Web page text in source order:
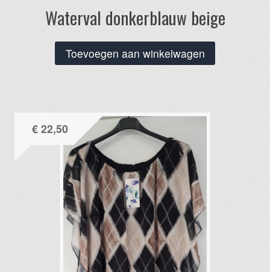
Waterval donkerblauw beige
Toevoegen aan winkelwagen
€22,50